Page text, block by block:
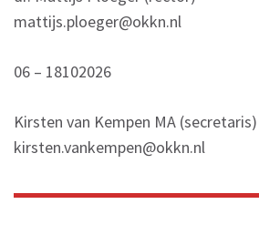
mattijs.ploeger@okkn.nl
06 – 18102026
Kirsten van Kempen MA (secretaris)
kirsten.vankempen@okkn.nl